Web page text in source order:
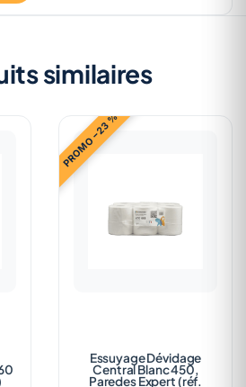
similaires
PROMO −23 %
Essuyage Dévidage
Central Blanc 450,
Paredes Expert (réf.